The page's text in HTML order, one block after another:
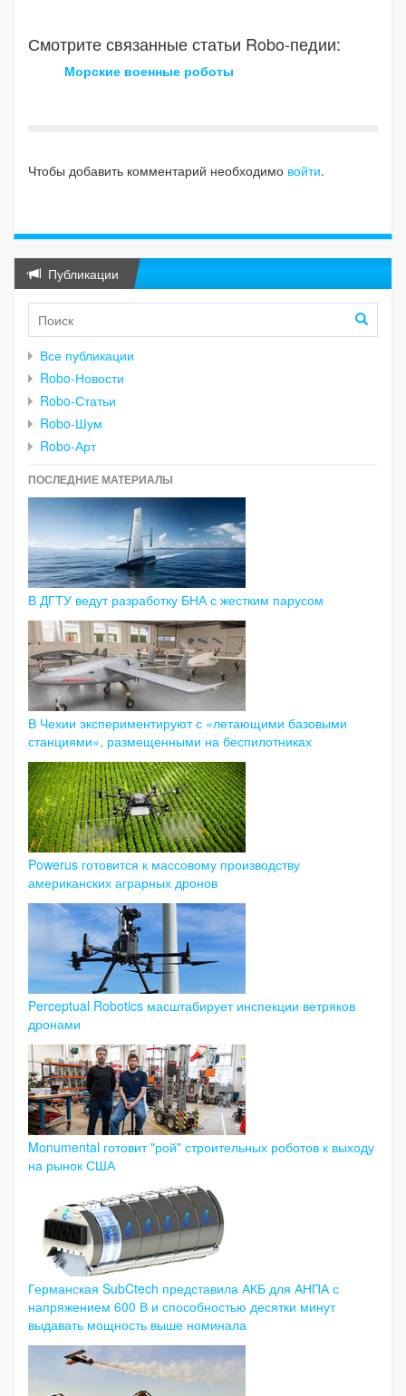
Смотрите связанные статьи Robo-педии:
Морские военные роботы
Чтобы добавить комментарий необходимо войти.
Публикации
Все публикации
Robo-Новости
Robo-Статьи
Robo-Шум
Robo-Арт
ПОСЛЕДНИЕ МАТЕРИАЛЫ
В ДГТУ ведут разработку БНА с жестким парусом
В Чехии экспериментируют с «летающими базовыми
станциями», размещенными на беспилотниках
Powerus готовится к массовому производству
американских аграрных дронов
Perceptual Robotics масштабирует инспекции ветряков
дронами
Monumental готовит "рой" строительных роботов к выходу
на рынок США
Германская SubCtech представила АКБ для АНПА с
напряжением 600 В и способностью десятки минут
выдавать мощность выше номинала